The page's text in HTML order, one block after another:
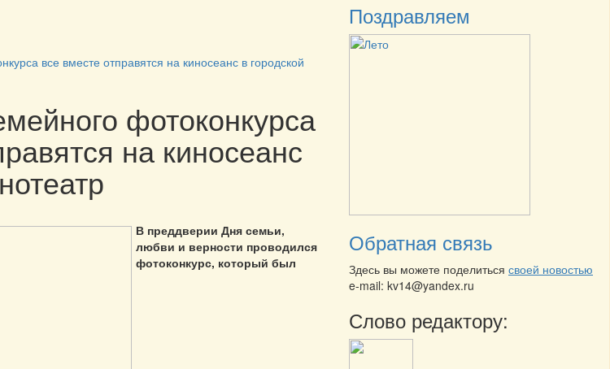
все вместе отправятся на киносеанс в городской
фотоконкурса
на киносеанс
В преддверии Дня семьи,
любви и верности проводился
фотоконкурс, который был
Поздравляем
Обратная связь
Здесь вы можете поделиться своей новостью
e-mail: kv14@yandex.ru
Слово редактору: